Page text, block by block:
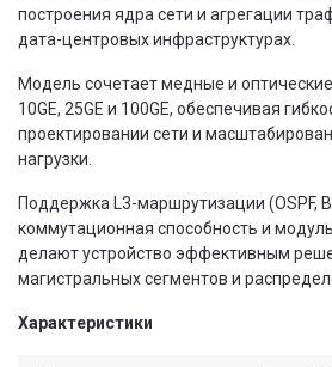
построения ядра сети и агрегации
дата-центровых инфраструктурах.
Модель сочетает медные и
10GE, 25GE и 100GE, обеспечивая
проектировании сети и
нагрузки.
Поддержка L3-маршрутизации (OSPF,
коммутационная способность и
делают устройство эффективным
магистральных сегментов и
Характеристики